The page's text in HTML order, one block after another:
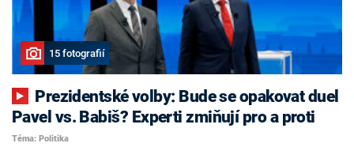
15 fotografií
Pavel vs. Babiš? Experti zmiňují pro a proti
Téma: Politika